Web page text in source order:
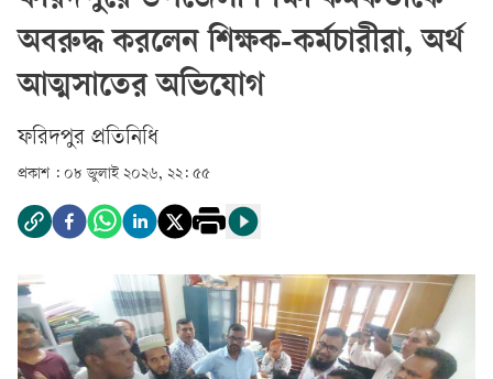
অবরুদ্ধ করলেন শিক্ষক-কর্মচারীরা, অর্থ
আত্মসাতের অভিযোগ
ফরিদপুর প্রতিনিধি
প্রকাশ : ০৮ জুলাই ২০২৬, ২২: ৫৫